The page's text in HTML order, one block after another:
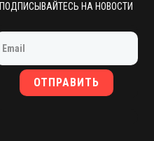
ПОДПИСЫВАЙТЕСЬ НА НОВОСТИ
ОТПРАВИТЬ